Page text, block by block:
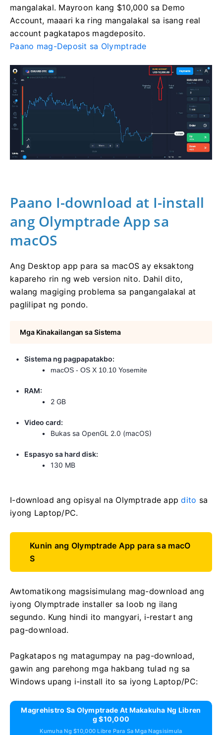
mangalakal. Mayroon kang $10,000 sa Demo
Account, maaari ka ring mangalakal sa isang real
account pagkatapos magdeposito.
Paano mag-Deposit sa Olymptrade
Paano I-download at I-install
ang Olymptrade App sa
macOS
Ang Desktop app para sa macOS ay eksaktong
kapareho rin ng web version nito. Dahil dito,
walang magiging problema sa pangangalakal at
paglilipat ng pondo.
Mga Kinakailangan sa Sistema
Sistema ng pagpapatakbo:
macOS - OS X 10.10 Yosemite
RAM:
2 GB
Video card:
Bukas sa OpenGL 2.0 (macOS)
Espasyo sa hard disk:
130 MB
I-download ang opisyal na Olymptrade appdito sa
iyong Laptop/PC.
Kunin ang Olymptrade App para sa macO
S
Awtomatikong magsisimulang mag-download ang
iyong Olymptrade installer sa loob ng ilang
segundo. Kung hindi ito mangyari, i-restart ang
pag-download.
Pagkatapos ng matagumpay na pag-download,
gawin ang parehong mga hakbang tulad ng sa
Windows upang i-install ito sa iyong Laptop/PC:
Magrehistro Sa Olymptrade At Makakuha Ng Libren
G $10,000
Kumuha Ng $10,000 Libre Para Sa Mga Nagsisimula